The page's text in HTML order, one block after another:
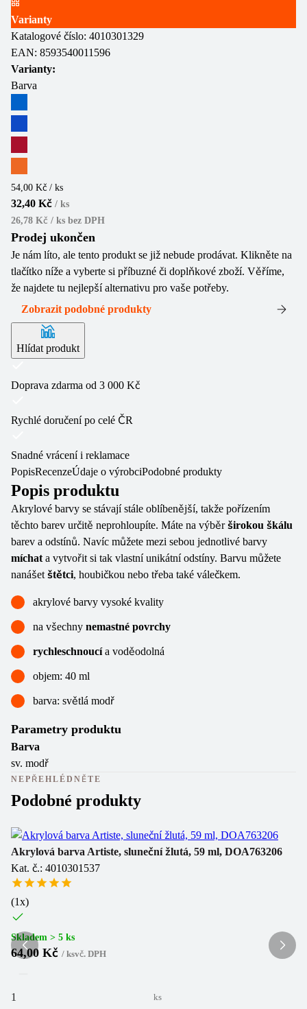
Varianty
Katalogové číslo: 4010301329
EAN: 8593540011596
Varianty:
Barva
54,00 Kč / ks
32,40 Kč / ks
26,78 Kč / ks bez DPH
Prodej ukončen
Je nám líto, ale tento produkt se již nebude prodávat. Klikněte na
tlačítko níže a vyberte si příbuzné či doplňkové zboží. Věříme,
že najdete tu nejlepší alternativu pro vaše potřeby.
Zobrazit podobné produkty
Hlídat produkt
Doprava zdarma od 3 000 Kč
Rychlé doručení po celé ČR
Snadné vrácení i reklamace
PopisRecenzeÚdaje o výrobciPodobné produkty
Popis produktu
Akrylové barvy se stávají stále oblíbenější, takže pořízením
těchto barev určitě neprohloupíte. Máte na výběrširokou škálu
barev a odstínů. Navíc můžete mezi sebou jednotlivé barvy
míchat a vytvořit si tak vlastní unikátní odstíny. Barvu můžete
nanášet štětci, houbičkou nebo třeba také válečkem.
akrylové barvy vysoké kvality
na všechny nemastné povrchy
rychleschnoucía voděodolná
objem: 40 ml
barva: světlá modř
Parametry produktu
Barva
sv. modř
NEPŘEHLÉDNĚTE
Podobné produkty
Akrylová barva Artiste, sluneční žlutá, 59 ml, DOA763206
Kat. č.: 4010301537
(1x)
Skladem > 5 ks
64,00 Kč / ksvč. DPH
ks